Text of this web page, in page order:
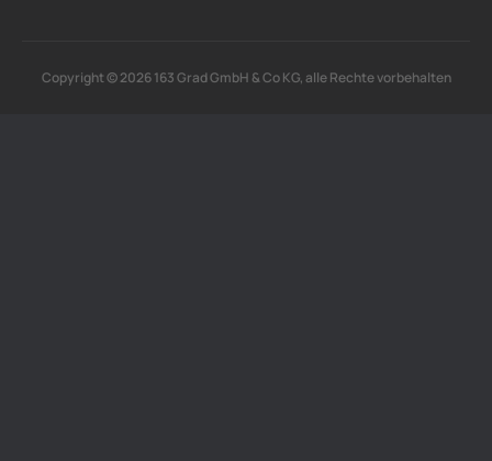
Copyright © 2026 163 Grad GmbH & Co KG, alle Rechte vorbehalten